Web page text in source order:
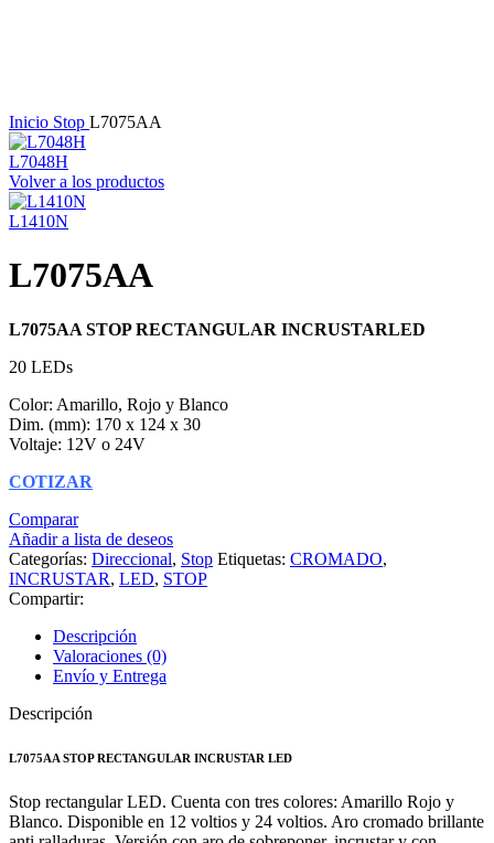
Inicio Stop L7075AA
L7048H
Volver a los productos
L1410N
L7075AA
L7075AA STOP RECTANGULAR INCRUSTARLED
20 LEDs
Color: Amarillo, Rojo y Blanco
Dim. (mm): 170 x 124 x 30
Voltaje: 12V o 24V
COTIZAR
Comparar
Añadir a lista de deseos
Categorías: Direccional, Stop Etiquetas: CROMADO,
INCRUSTAR, LED, STOP
Compartir:
Descripción
Valoraciones (0)
Envío y Entrega
Descripción
L7075AA STOP RECTANGULAR INCRUSTAR LED
Stop rectangular LED. Cuenta con tres colores: Amarillo Rojo y
Blanco. Disponible en 12 voltios y 24 voltios. Aro cromado brillante